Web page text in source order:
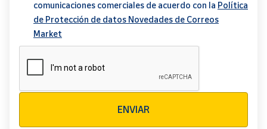
comunicaciones comerciales de acuerdo con la Política
de Protección de datos Novedades de Correos
Market
ENVIAR